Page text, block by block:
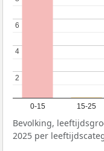
0-15 15-25
2
2
4
4
6
6
Bevolking,
2025 per